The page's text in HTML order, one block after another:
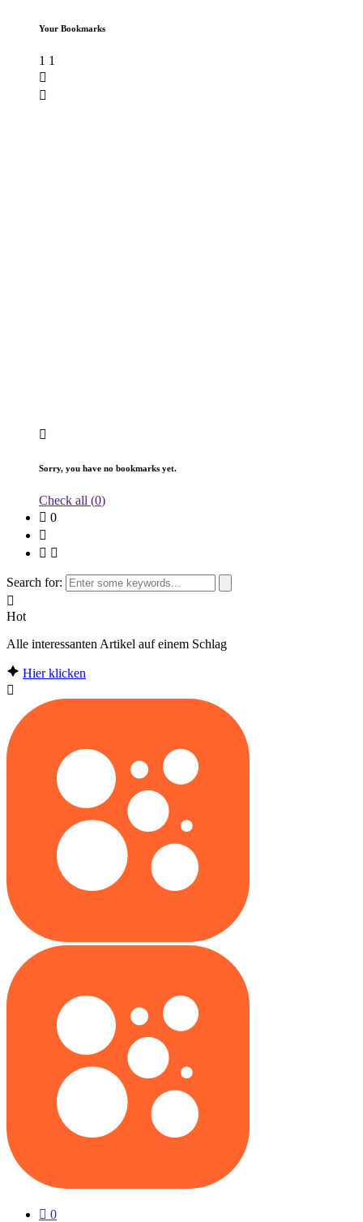
Your Bookmarks
1 1
Sorry, you have no bookmarks yet.
Check all (0)
0
Search for:
Hot
Alle interessanten Artikel auf einem Schlag
Hier klicken
0